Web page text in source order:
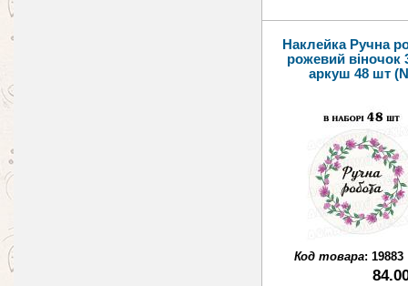
Наклейка Ручна
рожевий віночок
аркуш 48 шт
Код товара:19883